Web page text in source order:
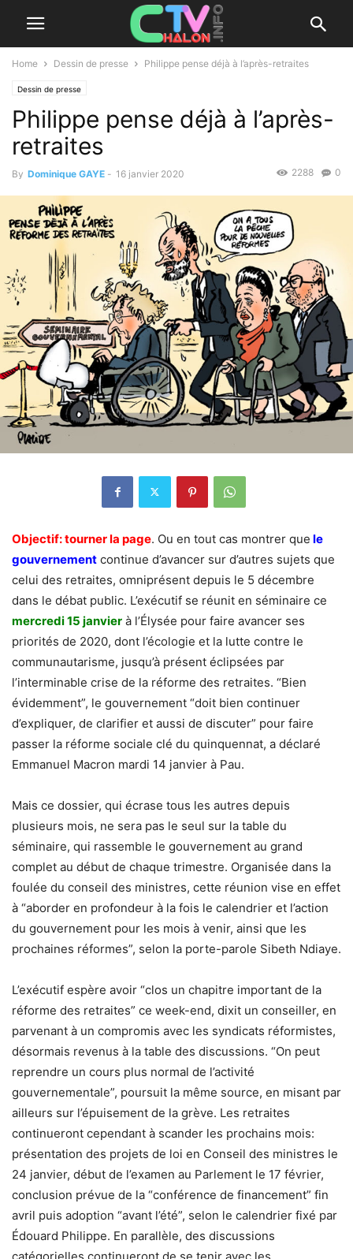
Home Dessin de presse Philippe pense déjà à l’après-retraites
Dessin de presse
Philippe pense déjà à l’après-
retraites
By Dominique GAYE - 16 janvier 2020 0
2288
Objectif: tourner la page. Ou en tout cas montrer que le
gouvernement continue d’avancer sur d’autres sujets que
celui des retraites, omniprésent depuis le 5 décembre
dans le débat public. L’exécutif se réunit en séminaire ce
mercredi 15 janvier à l’Élysée pour faire avancer ses
priorités de 2020, dont l’écologie et la lutte contre le
communautarisme, jusqu’à présent éclipsées par
l’interminable crise de la réforme des retraites. “Bien
évidemment”, le gouvernement “doit bien continuer
d’expliquer, de clarifier et aussi de discuter” pour faire
passer la réforme sociale clé du quinquennat, a déclaré
Emmanuel Macron mardi 14 janvier à Pau.
Mais ce dossier, qui écrase tous les autres depuis
plusieurs mois, ne sera pas le seul sur la table du
séminaire, qui rassemble le gouvernement au grand
complet au début de chaque trimestre. Organisée dans la
foulée du conseil des ministres, cette réunion vise en effet
à “aborder en profondeur à la fois le calendrier et l’action
du gouvernement pour les mois à venir, ainsi que les
prochaines réformes”, selon la porte-parole Sibeth Ndiaye.
L’exécutif espère avoir “clos un chapitre important de la
réforme des retraites” ce week-end, dixit un conseiller, en
parvenant à un compromis avec les syndicats réformistes,
désormais revenus à la table des discussions. “On peut
reprendre un cours plus normal de l’activité
gouvernementale”, poursuit la même source, en misant par
ailleurs sur l’épuisement de la grève. Les retraites
continueront cependant à scander les prochains mois:
présentation des projets de loi en Conseil des ministres le
24 janvier, début de l’examen au Parlement le 17 février,
conclusion prévue de la “conférence de financement” fin
avril puis adoption “avant l’été”, selon le calendrier fixé par
Édouard Philippe. En parallèle, des discussions
catégorielles continueront de se tenir avec les